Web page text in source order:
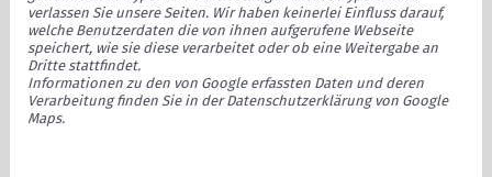
verlassen Sie unsere Seiten. Wir haben keinerlei Einfluss darauf,
welche Benutzerdaten die von ihnen aufgerufene Webseite
speichert, wie sie diese verarbeitet oder ob eine Weitergabe an
Dritte stattfindet.
Informationen zu den von Google erfassten Daten und deren
Verarbeitung finden Sie in der Datenschutzerklärung von Google
Maps.